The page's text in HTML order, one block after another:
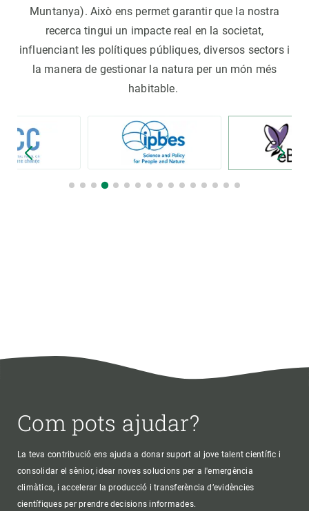
Muntanya). Això ens permet garantir que la nostra
recerca tingui un impacte real en la societat,
influenciant les polítiques públiques, diversos sectors i
la manera de gestionar la natura per un món més
habitable.
Com pots ajudar?
La teva contribució ens ajuda a donar suport al jove talent científic i
consolidar el sènior, idear noves solucions per a l'emergència
climàtica, i accelerar la producció i transferència d’evidències
científiques per prendre decisions informades.